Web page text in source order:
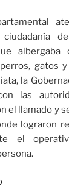
gatos
la
las
el llamado y
lograron
el
«15